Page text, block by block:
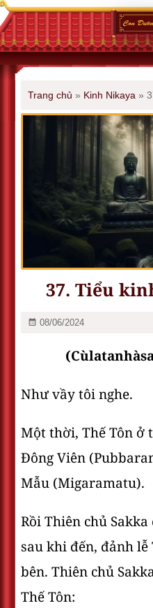
Trang chủ » Kinh Nikaya »
37. Tiểu
08/06/2024
Như vầy tôi nghe.
Một thời, Thế Tôn ở
Ðông Viên
Mẫu (Migaramatu).
Rồi Thiên chủ
sau khi đến, đảnh
bên. Thiên chủ
Thế Tôn: